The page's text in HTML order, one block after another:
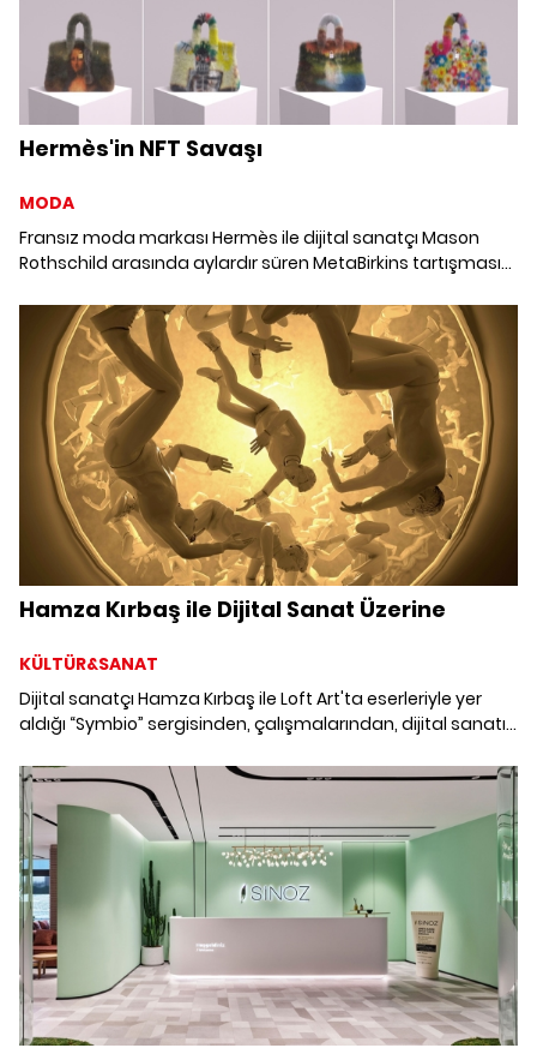
Hermès'in NFT Savaşı
MODA
Fransız moda markası Hermès ile dijital sanatçı Mason
Rothschild arasında aylardır süren MetaBirkins tartışması
yarattığı MetaBirkins nedeniyle Mason Rothschild'a açtığı
dava, NFT ve metaverse'ün kaderini belirleyebilir.
Hamza Kırbaş ile Dijital Sanat Üzerine
KÜLTÜR&SANAT
Dijital sanatçı Hamza Kırbaş ile Loft Art'ta eserleriyle yer
aldığı “Symbio” sergisinden, çalışmalarından, dijital sanatın